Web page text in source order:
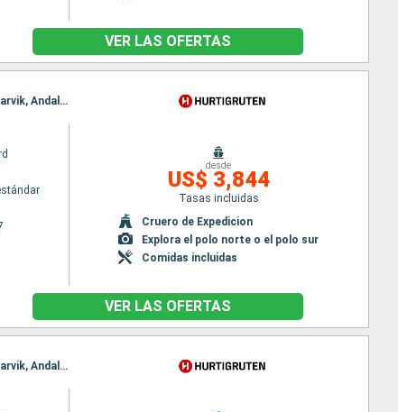
VER LAS OFERTAS
Itinerario : Oslo, Stavanger, Alesund, Rorvik, Svolvaer, Stokmarknes, Tromso, Honningsvag, Alta, Narvik, Andalsnes, Bergen, Kristiansand, Oslo
desde
US$ 3,844
Tasas incluidas
Cruero de Expedicion
Explora el polo norte o el polo sur
Comidas incluidas
VER LAS OFERTAS
Itinerario : Oslo, Stavanger, Alesund, Rorvik, Svolvaer, Stokmarknes, Tromso, Honningsvag, Alta, Narvik, Andalsnes, Bergen, Kristiansand, Copenhague